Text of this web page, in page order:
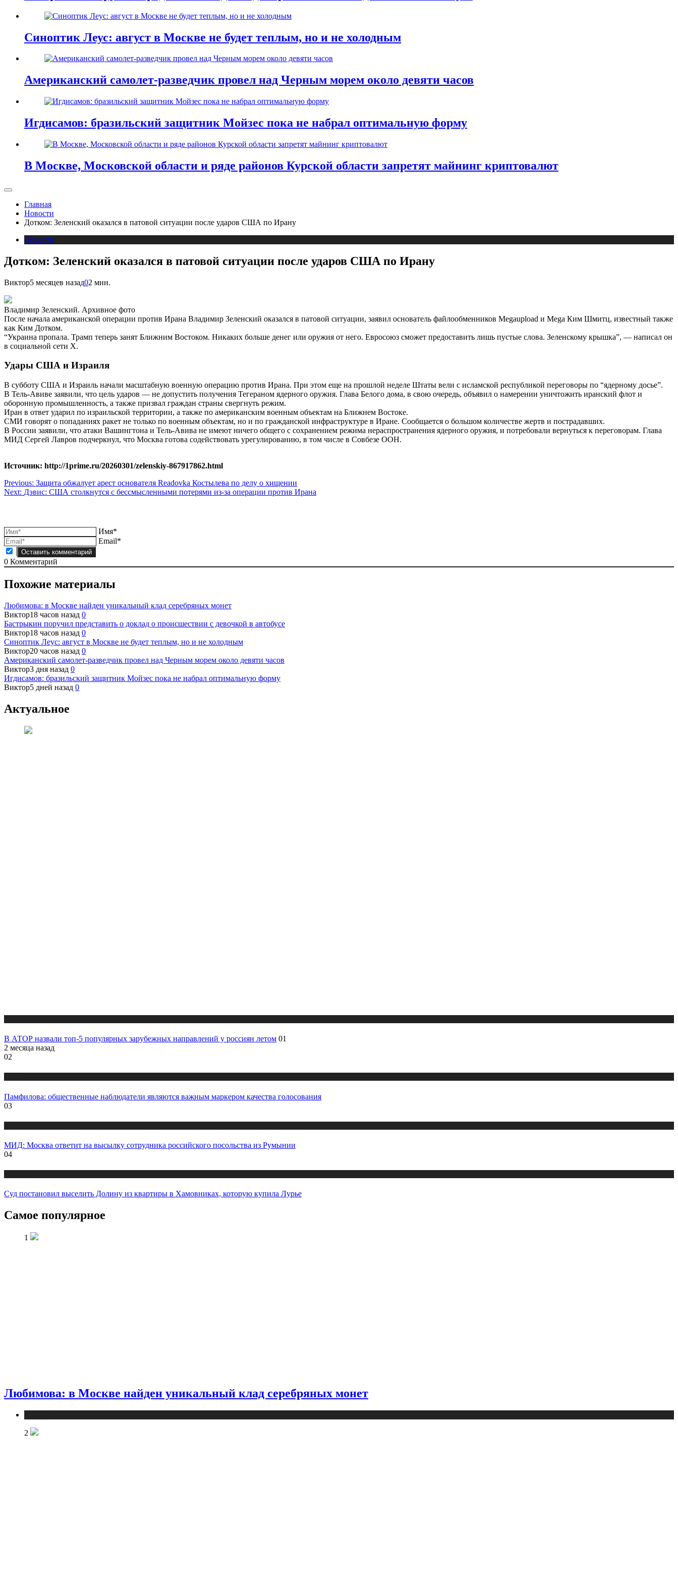
Синоптик Леус: август в Москве не будет теплым, но и не холодным
Американский самолет-разведчик провел над Черным морем около девяти часов
Игдисамов: бразильский защитник Мойзес пока не набрал оптимальную форму
В Москве, Московской области и ряде районов Курской области запретят майнинг криптовалют
Главная
Новости
Дотком: Зеленский оказался в патовой ситуации после ударов США по Ирану
Новости
Дотком: Зеленский оказался в патовой ситуации после ударов США по Ирану
Виктор5 месяцев назад02 мин.
Владимир Зеленский. Архивное фото
После начала американской операции против Ирана Владимир Зеленский оказался в патовой ситуации, заявил основатель файлообменников Megaupload и Mega Ким Шмитц, известный также
как Ким Дотком.
“Украина пропала. Трамп теперь занят Ближним Востоком. Никаких больше денег или оружия от него. Евросоюз сможет предоставить лишь пустые слова. Зеленскому крышка”, — написал он
в социальной сети X.
Удары США и Израиля
В субботу США и Израиль начали масштабную военную операцию против Ирана. При этом еще на прошлой неделе Штаты вели с исламской республикой переговоры по “ядерному досье”.
В Тель-Авиве заявили, что цель ударов — не допустить получения Тегераном ядерного оружия. Глава Белого дома, в свою очередь, объявил о намерении уничтожить иранский флот и
оборонную промышленность, а также призвал граждан страны свергнуть режим.
Иран в ответ ударил по израильской территории, а также по американским военным объектам на Ближнем Востоке.
СМИ говорят о попаданиях ракет не только по военным объектам, но и по гражданской инфраструктуре в Иране. Сообщается о большом количестве жертв и пострадавших.
В России заявили, что атаки Вашингтона и Тель-Авива не имеют ничего общего с сохранением режима нераспространения ядерного оружия, и потребовали вернуться к переговорам. Глава
МИД Сергей Лавров подчеркнул, что Москва готова содействовать урегулированию, в том числе в Совбезе ООН.
Источник: http://1prime.ru/20260301/zelenskiy-867917862.html
Навигация
по
Previous: Защита обжалует арест основателя Readovka Костылева по делу о хищении
Next: Дэвис: США столкнутся с бессмысленными потерями из-за операции против Ирана
Имя*
Email*
0 Комментарий
Похожие материалы
Любимова: в Москве найден уникальный клад серебряных монет
Виктор18 часов назад 0
Бастрыкин поручил представить о доклад о происшествии с девочкой в автобусе
Виктор18 часов назад 0
Синоптик Леус: август в Москве не будет теплым, но и не холодным
Виктор20 часов назад 0
Американский самолет-разведчик провел над Черным морем около девяти часов
Виктор3 дня назад 0
Игдисамов: бразильский защитник Мойзес пока не набрал оптимальную форму
Виктор5 дней назад 0
Актуальное
В АТОР назвали топ-5 популярных зарубежных направлений у россиян летом 01
2 месяца назад
02
Памфилова: общественные наблюдатели являются важным маркером качества голосования
03
МИД: Москва ответит на высылку сотрудника российского посольства из Румынии
04
Суд постановил выселить Долину из квартиры в Хамовниках, которую купила Лурье
Самое популярное
1
Любимова: в Москве найден уникальный клад серебряных монет
2